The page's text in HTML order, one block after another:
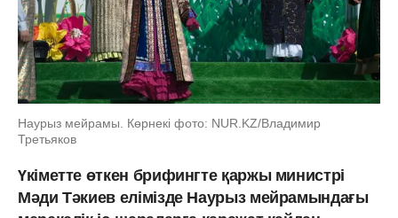
Наурыз мейрамы. Көрнекі фото: NUR.KZ/Владимир
Третьяков
Үкіметте өткен брифингте қаржы министрі
Мәди Тәкиев елімізде Наурыз мейрамындағы